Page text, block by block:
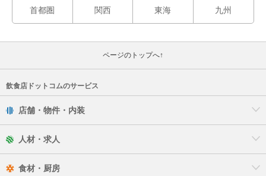
蓮田市
羽生市
飯能市
東松山市
首都圏 関西 東海 九州
ページのトップへ↑
飲食店ドットコムのサービス
店舗・物件・内装
人材・求人
食材・厨房